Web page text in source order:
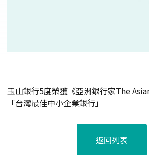
玉山銀行5度榮獲《亞洲銀行家The
「台灣最佳中小企業銀行」
返回列表